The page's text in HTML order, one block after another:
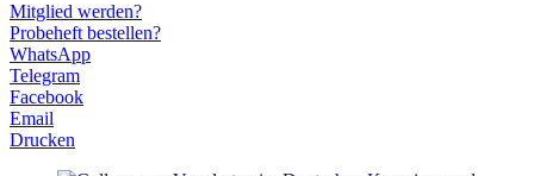
Mitglied werden?
Probeheft bestellen?
WhatsApp
Telegram
Facebook
Email
Drucken